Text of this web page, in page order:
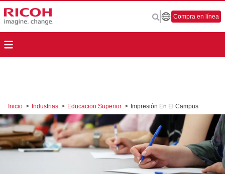
Compra en línea
Inicio > Industrias > Educacion Superior > Impresión En El Campus